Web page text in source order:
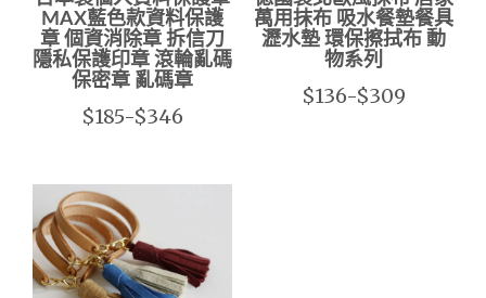
MAX藍色款資料保護
章 個資消除章 拆信刀
隱私保護印章 滾輪亂碼
保密章 亂碼章
$185-$346
萬用抹布 吸水餐墊餐具
瀝水墊 環保擦拭布 動
物系列
$136-$309